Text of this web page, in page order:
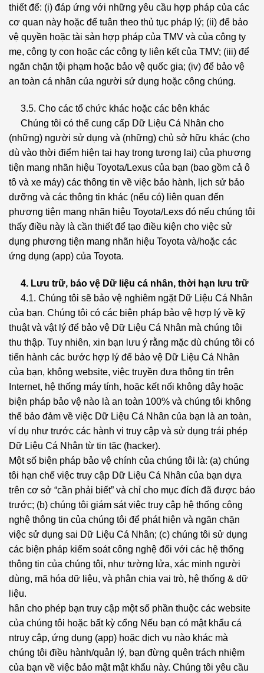
thiết để: (i) đáp ứng với những yêu cầu hợp pháp của các
cơ quan này hoặc để tuân theo thủ tục pháp lý; (ii) để bảo
vệ quyền hoặc tài sản hợp pháp của TMV và của công ty
mẹ, công ty con hoặc các công ty liên kết của TMV; (iii) để
ngăn chặn tội phạm hoặc bảo vệ quốc gia; (iv) để bảo vệ
an toàn cá nhân của người sử dụng hoặc công chúng.
3.5. Cho các tổ chức khác hoặc các bên khác
Chúng tôi có thể cung cấp Dữ Liệu Cá Nhân cho
(những) người sử dụng và (những) chủ sở hữu khác (cho
dù vào thời điểm hiện tại hay trong tương lai) của phương
tiện mang nhãn hiệu Toyota/Lexus của bạn (bao gồm cả ô
tô và xe máy) các thông tin về việc bảo hành, lịch sử bảo
dưỡng và các thông tin khác (nếu có) liên quan đến
phương tiện mang nhãn hiệu Toyota/Lexs đó nếu chúng tôi
thấy điều này là cần thiết để tạo điều kiện cho việc sử
dụng phương tiện mang nhãn hiệu Toyota và/hoặc các
ứng dụng (app) của Toyota.
4. Lưu trữ, bảo vệ Dữ liệu cá nhân, thời hạn lưu trữ
4.1. Chúng tôi sẽ bảo vệ nghiêm ngặt Dữ Liệu Cá Nhân
của bạn. Chúng tôi có các biện pháp bảo vệ hợp lý về kỹ
thuật và vật lý để bảo vệ Dữ Liệu Cá Nhân mà chúng tôi
thu thập. Tuy nhiên, xin bạn lưu ý rằng mặc dù chúng tôi có
tiến hành các bước hợp lý để bảo vệ Dữ Liệu Cá Nhân
của bạn, không website, việc truyền đưa thông tin trên
Internet, hệ thống máy tính, hoặc kết nối không dây hoặc
biện pháp bảo vệ nào là an toàn 100% và chúng tôi không
thể bảo đảm về việc Dữ Liệu Cá Nhân của bạn là an toàn,
ví dụ như trước các hành vi truy cập và sử dụng trái phép
Dữ Liệu Cá Nhân từ tin tặc (hacker).
Một số biện pháp bảo vệ chính của chúng tôi là: (a) chúng
tôi hạn chế việc truy cập Dữ Liệu Cá Nhân của bạn dựa
trên cơ sở “cần phải biết” và chỉ cho mục đích đã được báo
trước; (b) chúng tôi giám sát việc truy cập hệ thống công
nghệ thông tin của chúng tôi để phát hiện và ngăn chặn
việc sử dụng sai Dữ Liệu Cá Nhân; (c) chúng tôi sử dụng
các biện pháp kiểm soát công nghệ đối với các hệ thống
thông tin của chúng tôi, như tường lửa, xác minh người
dùng, mã hóa dữ liệu, và phân chia vai trò, hệ thống & dữ
liệu.
hân cho phép bạn truy cập một số phần thuộc các website
của chúng tôi hoặc bất kỳ cổng Nếu bạn có mật khẩu cá
ntruy cập, ứng dụng (app) hoặc dịch vụ nào khác mà
chúng tôi điều hành/quản lý, bạn đừng quên trách nhiệm
của bạn về việc bảo mật mật khẩu này. Chúng tôi yêu cầu